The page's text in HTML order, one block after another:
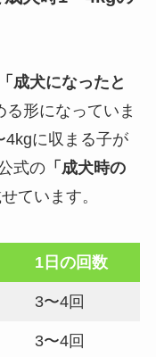
「成犬になったと
る形になっていま
4kgに収まる子が
式の「成犬時の
ています。
1日の回数
3〜4回
3〜4回